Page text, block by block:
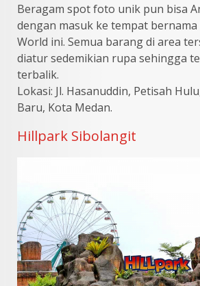
Beragam spot foto unik pun bisa
dengan masuk ke tempat bernama
World ini. Semua barang di area
diatur sedemikian rupa sehingga
terbalik.
Lokasi: Jl. Hasanuddin, Petisah
Baru, Kota Medan.
Hillpark Sibolangit